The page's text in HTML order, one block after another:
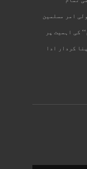
امر مسلمین
کی اہمیت پر
کردار ادا